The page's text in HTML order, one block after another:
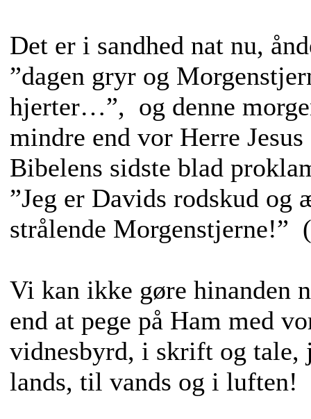
Det er i sandhed nat nu,
”dagen gryr og
hjerter…”, og denne
mindre end vor Herre
Bibelens sidste blad
”Jeg er Davids rodskud og
strålende Morgenstjerne!”
Vi kan ikke gøre hinanden
end at pege på Ham med
vidnesbyrd, i skrift og tale,
lands, til vands og i luften!